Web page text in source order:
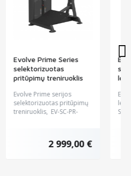
Evolve Prime Series
selektorizuotas
pritūpimų treniruoklis
Evolve Prime serijos
selektorizuotas pritūpimų
treniruoklis, EV-SC-PR-
2 999,00 €